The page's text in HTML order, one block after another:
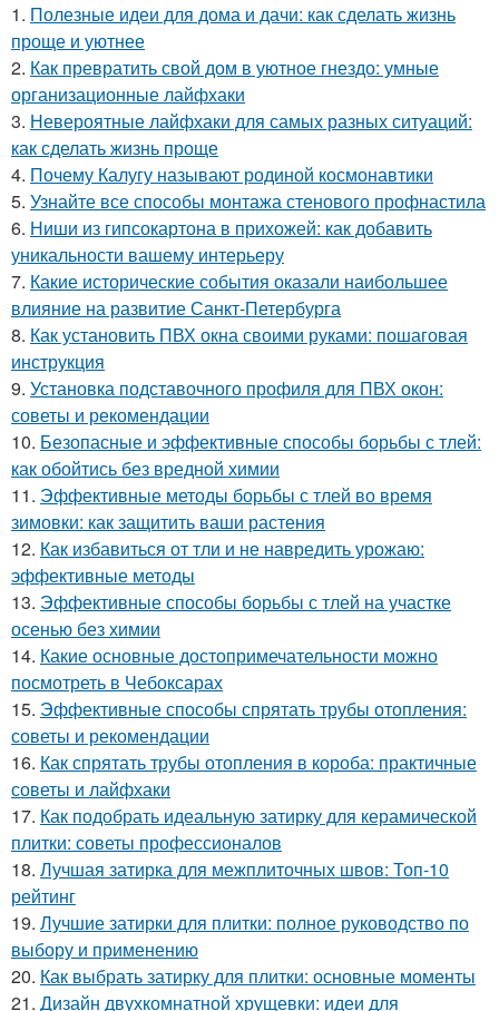
1. Полезные идеи для дома и дачи: как сделать жизнь
проще и уютнее
2. Как превратить свой дом в уютное гнездо: умные
организационные лайфхаки
3. Невероятные лайфхаки для самых разных ситуаций:
как сделать жизнь проще
4. Почему Калугу называют родиной космонавтики
5. Узнайте все способы монтажа стенового профнастила
6. Ниши из гипсокартона в прихожей: как добавить
уникальности вашему интерьеру
7. Какие исторические события оказали наибольшее
влияние на развитие Санкт-Петербурга
8. Как установить ПВХ окна своими руками: пошаговая
инструкция
9. Установка подставочного профиля для ПВХ окон:
советы и рекомендации
10. Безопасные и эффективные способы борьбы с тлей:
как обойтись без вредной химии
11. Эффективные методы борьбы с тлей во время
зимовки: как защитить ваши растения
12. Как избавиться от тли и не навредить урожаю:
эффективные методы
13. Эффективные способы борьбы с тлей на участке
осенью без химии
14. Какие основные достопримечательности можно
посмотреть в Чебоксарах
15. Эффективные способы спрятать трубы отопления:
советы и рекомендации
16. Как спрятать трубы отопления в короба: практичные
советы и лайфхаки
17. Как подобрать идеальную затирку для керамической
плитки: советы профессионалов
18. Лучшая затирка для межплиточных швов: Топ-10
рейтинг
19. Лучшие затирки для плитки: полное руководство по
выбору и применению
20. Как выбрать затирку для плитки: основные моменты
21. Дизайн двухкомнатной хрущевки: идеи для